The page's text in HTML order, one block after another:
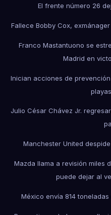
El frente número 26
Fallece Bobby Cox,
Franco Mastantuono se
Madrid en
Inician acciones de
Julio César Chávez Jr.
Manchester United
Mazda llama a revisión miles
puede dejar al
México envía 814